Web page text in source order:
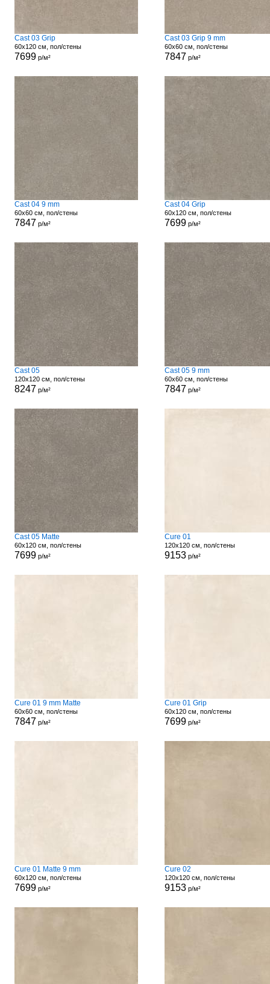
Cast 03 Grip
60x120 см, пол/стены
7699р/м²
Cast 03 Grip 9 mm
60x60 см, пол/стены
7847 р/м²
Cast 04 9 mm
60x60 см, пол/стены
7847 р/м²
Cast 04 Grip
60x120 см, пол/стены
7699р/м²
Cast 05
120x120 см, пол/стены
8247 р/м²
Cast 05 9 mm
60x60 см, пол/стены
7847 р/м²
Cast 05 Matte
60x120 см, пол/стены
7699р/м²
Cure 01
120x120 см, пол/стены
9153р/м²
Cure 01 9 mm Matte
60x60 см, пол/стены
7847 р/м²
Cure 01 Grip
60x120 см, пол/стены
7699р/м²
Cure 01 Matte 9 mm
60x120 см, пол/стены
7699р/м²
Cure 02
120x120 см, пол/стены
9153р/м²